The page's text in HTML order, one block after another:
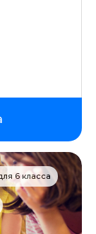
6 класса